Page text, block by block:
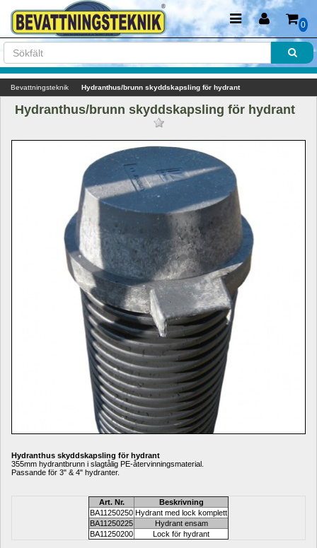
0
Bevattningsteknik Hydranthus/brunn skyddskapsling för hydrant
Hydranthus/brunn skyddskapsling för hydrant
Hydranthus skyddskapsling för hydrant
355mm hydrantbrunn i slagtålig PE-återvinningsmaterial.
Passande för 3" & 4" hydranter.
Art. Nr.
Beskrivning
BA11250250 Hydrant med lock komplett
BA11250225
Hydrant ensam
BA11250200
Lock för hydrant